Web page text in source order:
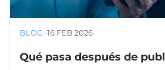
BLOG ·16 FEB 2026
Qué pasa después de